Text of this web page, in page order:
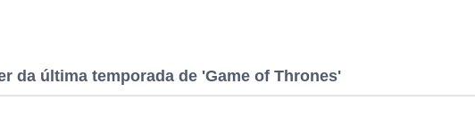
da última temporada de 'Game of Thrones'